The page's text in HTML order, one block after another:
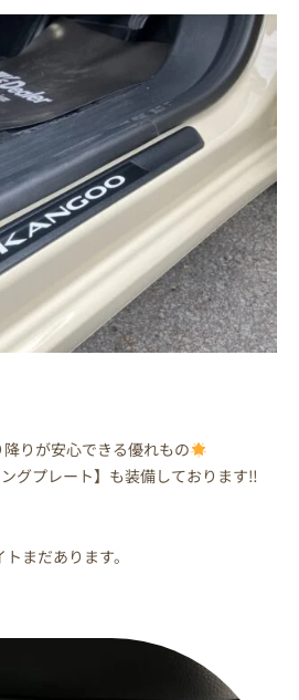
りが安心できる優れもの
グプレート】も装備しております‼
トまだあります。